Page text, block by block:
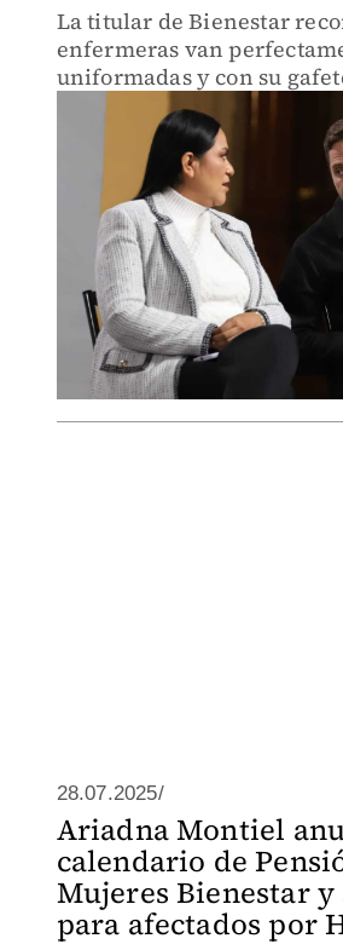
La titular de Bienestar
enfermeras van
uniformadas y con su
28.07.2025/
Ariadna Montiel
calendario de
Mujeres Bienestar y
para afectados por